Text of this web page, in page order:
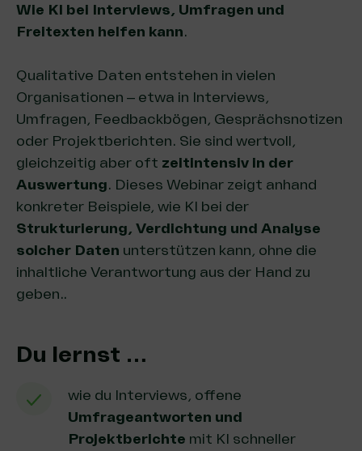
Wie KI bei Interviews, Umfragen und
Freitexten helfen kann.
Qualitative Daten entstehen in vielen
Organisationen – etwa in Interviews,
Umfragen, Feedbackbögen, Gesprächsnotizen
oder Projektberichten. Sie sind wertvoll,
gleichzeitig aber oft zeitintensiv in der
Auswertung. Dieses Webinar zeigt anhand
konkreter Beispiele, wie KI bei der
Strukturierung, Verdichtung und Analyse
solcher Daten unterstützen kann, ohne die
inhaltliche Verantwortung aus der Hand zu
geben..
Du lernst …
wie du Interviews, offene
Umfrageantworten und
Projektberichte mit KI schneller